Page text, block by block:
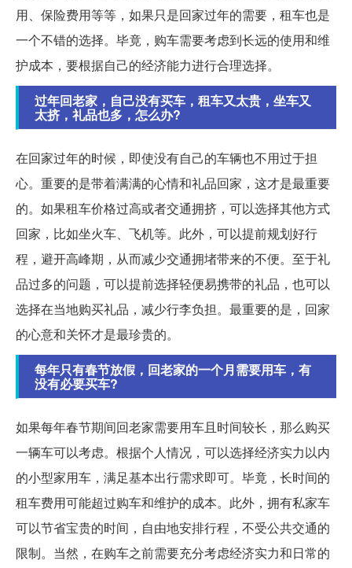
用、保险费用等等，如果只是回家过年的需要，租车也是
一个不错的选择。毕竟，购车需要考虑到长远的使用和维
护成本，要根据自己的经济能力进行合理选择。
过年回老家，自己没有买车，租车又太贵，坐车又
太挤，礼品也多，怎么办?
在回家过年的时候，即使没有自己的车辆也不用过于担
心。重要的是带着满满的心情和礼品回家，这才是最重要
的。如果租车价格过高或者交通拥挤，可以选择其他方式
回家，比如坐火车、飞机等。此外，可以提前规划好行
程，避开高峰期，从而减少交通拥堵带来的不便。至于礼
品过多的问题，可以提前选择轻便易携带的礼品，也可以
选择在当地购买礼品，减少行李负担。最重要的是，回家
的心意和关怀才是最珍贵的。
每年只有春节放假，回老家的一个月需要用车，有
没有必要买车?
如果每年春节期间回老家需要用车且时间较长，那么购买
一辆车可以考虑。根据个人情况，可以选择经济实力以内
的小型家用车，满足基本出行需求即可。毕竟，长时间的
租车费用可能超过购车和维护的成本。此外，拥有私家车
可以节省宝贵的时间，自由地安排行程，不受公共交通的
限制。当然，在购车之前需要充分考虑经济实力和日常的